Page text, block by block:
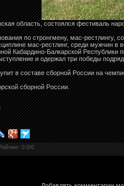
область, состоялся фестиваль
по стронгмену, мас-
мас-рестлинг, среди мужчин
Кабардино-Балкарской
и одержал три победы
в составе сборной России на
сборной России.
Рейтинг: 0.0/0